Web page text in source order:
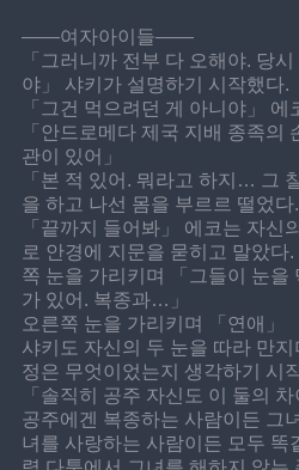
――여자아이들――
「그러니까 전부 다 오해야. 당
야」 샤키가 설명하기 시작했다.
「그건 먹으려던 게 아니야」
「안드로메다 제국 지배 종족의
관이 있어」
「본 적 있어. 뭐라고 하지… 그
을 하고 나선 몸을 부르르 떨었다.
「끝까지 들어봐」 에코는 자신
로 안경에 지문을 묻히고 말았다
쪽 눈을 가리키며 「그들이 눈을
가 있어. 복종과…」
오른쪽 눈을 가리키며 「연애」
샤키도 자신의 두 눈을 따라 만
정은 무엇이었는지 생각하기 시
「솔직히 공주 자신도 이 둘의
공주에겐 복종하는 사람이든 그
녀를 사랑하는 사람이든 모두 똑